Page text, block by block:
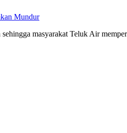
Mundur
masyarakat Teluk Air